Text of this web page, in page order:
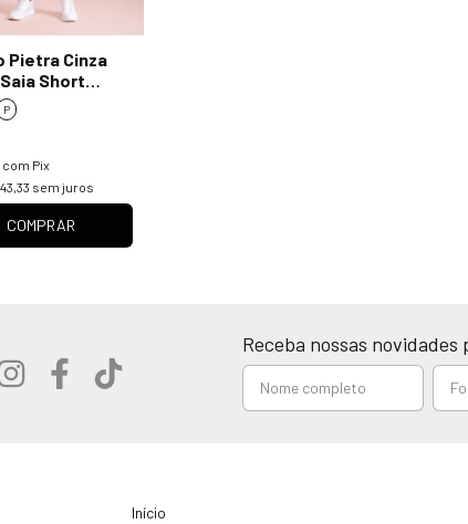
Pietra Cinza
Short
e T-Shirt
P
com Pix
sem juros
COMPRAR
Receba nossas novidades
Início